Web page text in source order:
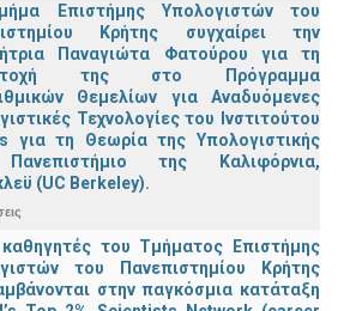
Επιστήμης Υπολογιστών του
Κρήτης συγχαίρει την
Παναγιώτα Φατούρου για τη
της στο Πρόγραμμα
Θεμελίων για Αναδυόμενες
Τεχνολογίες του Ινστιτούτου
για τη Θεωρία της Υπολογιστικής
της Καλιφόρνια,
(UC Berkeley).
του Τμήματος Επιστήμης
του Πανεπιστημίου Κρήτης
στην παγκόσμια κατάταξη